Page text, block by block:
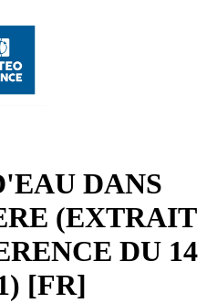
DANS
(EXTRAIT
DU 14
[FR]